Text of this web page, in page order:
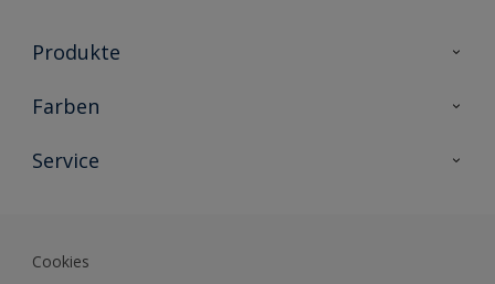
Produkte
Holzschutz
Metallschutz
Farben
Farbkollektionen
Farb-Tools
Service
Sikkens Akademie
Cookies